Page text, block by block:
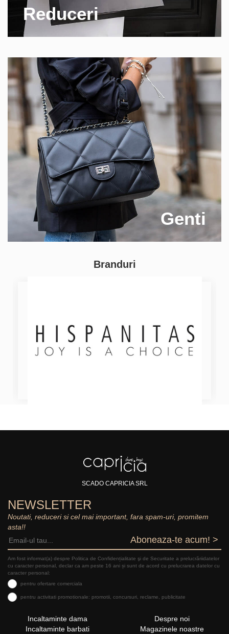
Reduceri
Genti
Branduri
SCADO CAPRICIA SRL
NEWSLETTER
Noutati, reduceri si cel mai important, fara spam-uri, promitem
asta!!
Aboneaza-te acum! >
Am fost informat(a) despre Politica de Confidențialitate şi de Securitate a prelucrăriidatelor
cu caracter personal, declar ca am peste 16 ani și sunt de acord cu prelucrarea datelor cu
caracter personal:
pentru ofertare comerciala
pentru activitati promotionale: promotii, concursuri, reclame, publicitate
Incaltaminte dama
Incaltaminte barbati
Despre noi
Magazinele noastre